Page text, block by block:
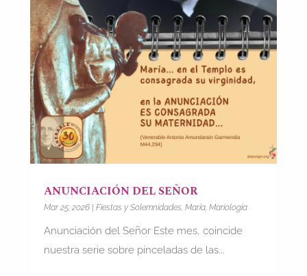
ANUNCIACIÓN DEL SEÑOR
Mar 25, 2026| Fiestas y Solemnidades María, Mariología
Anunciación del Señor Este mes, coincide
nuestra serie sobre pinceladas de las...